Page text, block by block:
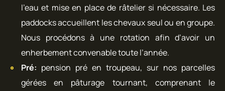
l’eau et mise en place de râtelier si nécessaire. Les
paddocks accueillent les chevaux seul ou en groupe.
Nous procédons à une rotation afin d’avoir un
enherbement convenable toute l’année.
Pré: pension pré en troupeau, sur nos parcelles
gérées en pâturage tournant, comprenant le